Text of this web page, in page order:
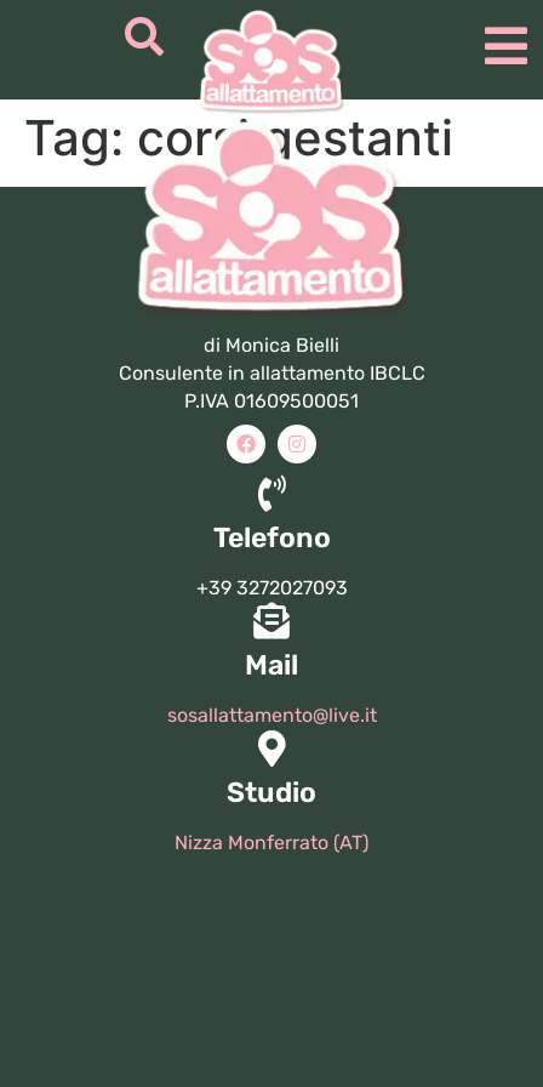
Tag: corsi gestanti
di Monica Bielli
Consulente in allattamento IBCLC
P.IVA 01609500051
Telefono
+39 3272027093
Mail
sosallattamento@live.it
Studio
Nizza Monferrato (AT)